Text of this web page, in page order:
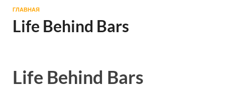
ГЛАВНАЯ
Life Behind Bars
Life Behind Bars